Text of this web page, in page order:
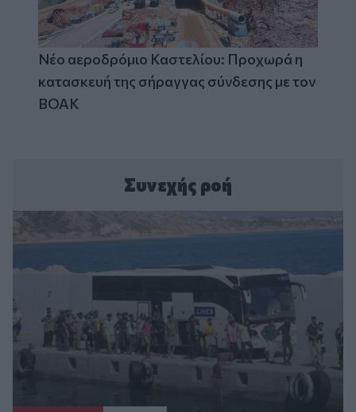
Νέο αεροδρόμιο Καστελίου: Προχωρά η
κατασκευή της σήραγγας σύνδεσης με τον
ΒΟΑΚ
Συνεχής ροή